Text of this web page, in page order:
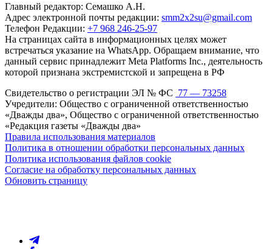
Главный редактор: Семашко А.Н.
Адрес электронной почты редакции: smm2x2su@gmail.com
Телефон Редакции: +7 968 246-25-97
На страницах сайта в информационных целях может
встречаться указание на WhatsApp. Обращаем внимание, что
данный сервис принадлежит Meta Platforms Inc., деятельность
которой признана экстремистской и запрещена в РФ
Свидетельство о регистрации ЭЛ № ФС 77 — 73258
Учредители: Общество с ограниченной ответственностью
«Дважды два», Общество с ограниченной ответственностью
«Редакция газеты «Дважды два»
Правила использования материалов
Политика в отношении обработки персональных данных
Политика использования файлов cookie
Согласие на обработку персональных данных
Обновить страницу